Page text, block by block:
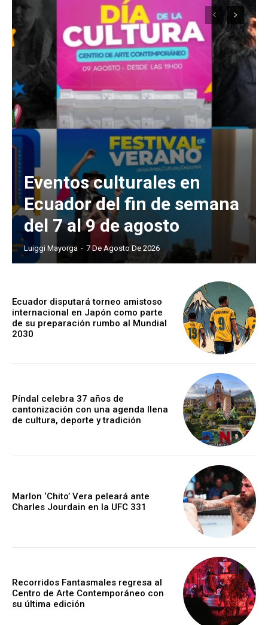
Eventos culturales en
Ecuador del fin de semana
del 7 al 9 de agosto
Luiggi Mayorga - 7 De Agosto De 2026
Ecuador disputará torneo amistoso
internacional en Japón como parte
de su preparación rumbo al Mundial
2030
Píndal celebra 37 años de
cantonización con una agenda llena
de cultura, deporte y tradición
Marlon ‘Chito’ Vera peleará ante
Charles Jourdain en la UFC 331
Recorridos Fantasmales regresa al
Centro de Arte Contemporáneo con
su última edición